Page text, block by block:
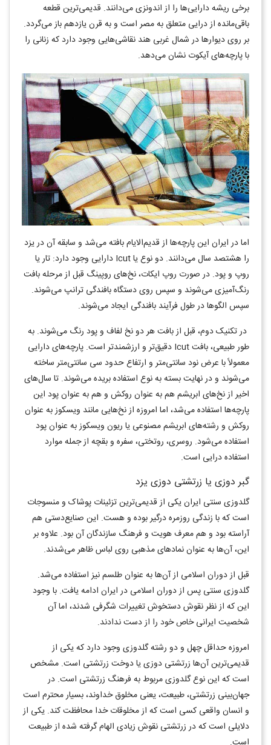
برخی ریشه دارایی‌ها را از اندونزی می‌دانند. قدیمی‌ترین قطعه
باقی‌مانده از درایی متعلق به مصر است و به قرن یازدهم باز می‌گردد.
بر روی دیوارها در شمال غربی هند نقاشی‌هایی وجود دارد که زنانی را
با پارچه‌های آیکوت نشان می‌دهد.
اما در ایران این پارچه‌ها از قدیم‌الایام بافته می‌شد و سابقه آن در یزد
را هشتصد سال می‌دانند. دو نوع یاIcut دارایی وجود دارد: تار یا
روپ و پود. در صورت روپ ایکات، نخ‌های روپینگ قبل از مرحله بافت
رنگ‌آمیزی می‌شوند و سپس روی دستگاه بافندگی ترانپ می‌شوند.
سپس الگوها در طول فرآیند بافندگی ایجاد می‌شوند.
در تکنیک دوم، قبل از بافت هر دو نخ لفاف و پود رنگ می‌شوند. به
طور طبیعی، بافتIcut دقیق‌تر و ارزشمندتر است. پارچه‌های دارایی
معمولاً با عرض نود سانتی‌متر و ارتفاع حدود سی سانتی‌متر ساخته
می‌شوند و در نهایت بسته به نوع استفاده بریده می‌شوند. تا سال‌های
اخیر از نخ‌های ابریشم هم به عنوان روکش و هم به عنوان پود این
پارچه‌ها استفاده می‌شد، اما امروزه از نخ‌هایی مانند ویسکوز به عنوان
روکش و رشته‌های ابریشم مصنوعی یا ریون ویسکوز به عنوان پود
استفاده می‌شود. روسری، روتختی، سفره و بقچه از جمله موارد
استفاده درایی است.
گبر دوزی یا زرتشتی دوزی یزد
گلدوزی سنتی ایران یکی از قدیمی‌ترین تزئینات پوشاک و منسوجات
است که با زندگی روزمره درگیر بوده و هست. این صنایع‌دستی هم
آراسته بود و هم معرف هویت و فرهنگ سازندگان آن بود. علاوه بر
این، ‌‌آن‌ها به عنوان نمادهای مذهبی روی لباس ظاهر می‌شدند.
قبل از دوران اسلامی از ‌‌آن‌ها به عنوان طلسم نیز استفاده می‌شد.
گلدوزی سنتی پس از دوران اسلامی در ایران ادامه یافت. با وجود
این که از نظر نقوش دستخوش تغییرات شگرفی شدند، اما آن
شخصیت ایرانی خاص خود را از دست ندادند.
امروزه حداقل چهل و دو رشته گلدوزی وجود دارد که یکی از
قدیمی‌ترین ‌‌آن‌ها زرتشتی دوزی یا دوخت زرتشتی است. مشخص
است که این نوع گلدوزی مربوط به فرهنگ زرتشتی است. در
جهان‌بینی زرتشتی، طبیعت، یعنی مخلوق خداوند، بسیار محترم است
و انسان واقعی کسی است که از مخلوقات خدا محافظت کند. یکی از
دلایلی است که در زرتشتی نقوش زیادی الهام گرفته شده از طبیعت